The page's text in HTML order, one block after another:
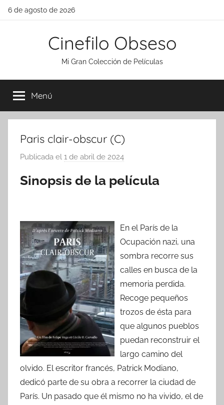
Saltar
6 de agosto de 2026
Cinefilo Obseso
Mi Gran Colección de Películas
Menú
Paris clair-obscur (C)
Publicada el 1 de abril de 2024
r
Sinopsis de la película
En el París de la
Ocupación nazi, una
sombra recorre sus
calles en busca de la
memoria perdida.
Recoge pequeños
trozos de ésta para
que algunos pueblos
puedan reconstruir el
largo camino del
olvido. El escritor francés, Patrick Modiano,
dedicó parte de su obra a recorrer la ciudad de
París. Un pasado que él mismo no ha vivido, el de